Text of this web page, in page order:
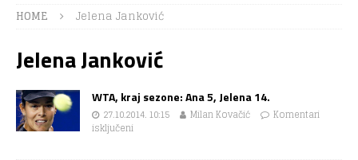
HOME Jelena Janković
Jelena Janković
WTA, kraj sezone: Ana 5, Jelena 14.
27.10.2014. 10:15 Milan Kovačić
Komentari
isključeni